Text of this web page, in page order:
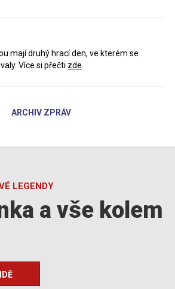
mají druhý hrací den, ve kterém se
Více si přečti zde
ARCHIV ZPRÁV
LEGENDY
a vše kolem